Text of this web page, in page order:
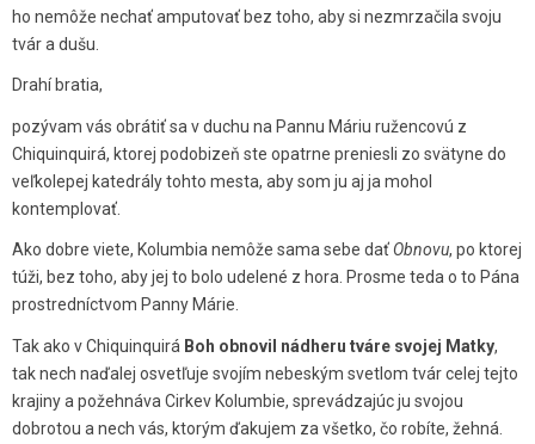
ho nemôže nechať amputovať bez toho, aby si nezmrzačila svoju
tvár a dušu.
Drahí bratia,
pozývam vás obrátiť sa v duchu na Pannu Máriu ružencovú z
Chiquinquirá, ktorej podobizeň ste opatrne preniesli zo svätyne do
veľkolepej katedrály tohto mesta, aby som ju aj ja mohol
kontemplovať.
Ako dobre viete, Kolumbia nemôže sama sebe dať Obnovu, po ktorej
túži, bez toho, aby jej to bolo udelené z hora. Prosme teda o to Pána
prostredníctvom Panny Márie.
Tak ako v Chiquinquirá Boh obnovil nádheru tváre svojej Matky,
tak nech naďalej osvetľuje svojím nebeským svetlom tvár celej tejto
krajiny a požehnáva Cirkev Kolumbie, sprevádzajúc ju svojou
dobrotou a nech vás, ktorým ďakujem za všetko, čo robíte, žehná.